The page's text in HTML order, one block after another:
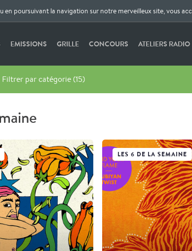
en poursuivant la navigation sur notre merveilleux site, vous
EMISSIONS GRILLE CONCOURS ATELIERS RADIO
Filtrer par catégorie (15)
LES 6 DE LA SEMAINE